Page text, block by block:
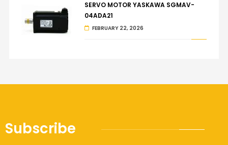
SERVO MOTOR YASKAWA SGMAV-
04ADA21
FEBRUARY 22, 2026
Subscribe